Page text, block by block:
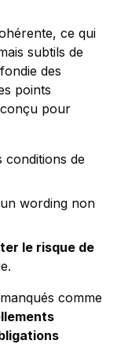
ce qui
subtils de
des
points
pour
conditions de
wording non
le risque de
comme